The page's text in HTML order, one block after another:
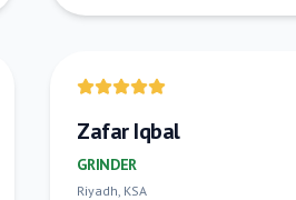
Zafar Iqbal
GRINDER
Riyadh, KSA